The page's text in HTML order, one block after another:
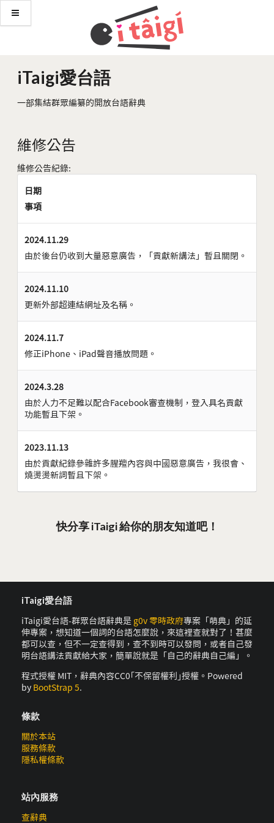
iTaigi愛台語
一部集結群眾編纂的開放台語辭典
維修公告
維修公告紀錄:
日期
事項
2024.11.29
由於後台仍收到大量惡意廣告，「貢獻新講法」暫且關閉。
2024.11.10
更新外部超連結網址及名稱。
2024.11.7
修正iPhone、iPad聲音播放問題。
2024.3.28
由於人力不足難以配合Facebook審查機制，登入具名貢獻
功能暫且下架。
2023.11.13
由於貢獻紀錄參雜許多腥羶內容與中國惡意廣告，我很會、
燒燙燙新詞暫且下架。
快分享 iTaigi 給你的朋友知道吧！
iTaigi愛台語
iTaigi愛台語-群眾台語辭典是 g0v 零時政府專案「萌典」的延
伸專案，想知道一個詞的台語怎麼說，來這裡查就對了！甚麼
都可以查，但不一定查得到，查不到時可以發問，或者自己發
明台語講法貢獻給大家，簡單說就是「自己的辭典自己編」。
程式授權 MIT，辭典內容CC0｢不保留權利｣授權。Powered
by BootStrap 5.
條款
關於本站
服務條款
隱私權條款
站內服務
查辭典